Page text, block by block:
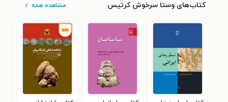
کتاب‌های وستا سرخوش کرتیس مشاهده همه